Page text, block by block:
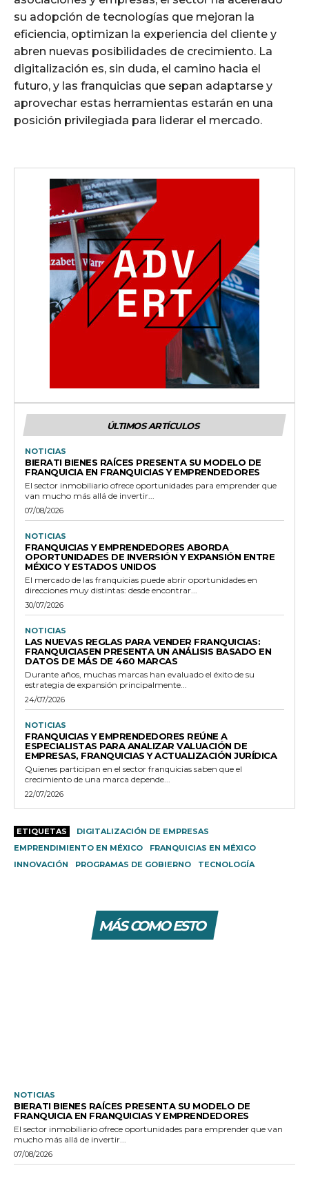
su adopción de tecnologías que mejoran la
eficiencia, optimizan la experiencia del cliente y
abren nuevas posibilidades de crecimiento. La
digitalización es, sin duda, el camino hacia el
futuro, y las franquicias que sepan adaptarse y
aprovechar estas herramientas estarán en una
posición privilegiada para liderar el mercado.
ÚLTIMOS ARTÍCULOS
NOTICIAS
BIERATI BIENES RAÍCES PRESENTA SU MODELO DE
FRANQUICIA EN FRANQUICIAS Y EMPRENDEDORES
El sector inmobiliario ofrece oportunidades para emprender que
van mucho más allá de invertir...
07/08/2026
NOTICIAS
FRANQUICIAS Y EMPRENDEDORES ABORDA
OPORTUNIDADES DE INVERSIÓN Y EXPANSIÓN ENTRE
MÉXICO Y ESTADOS UNIDOS
El mercado de las franquicias puede abrir oportunidades en
direcciones muy distintas: desde encontrar...
30/07/2026
NOTICIAS
LAS NUEVAS REGLAS PARA VENDER FRANQUICIAS:
FRANQUICIASEN PRESENTA UN ANÁLISIS BASADO EN
DATOS DE MÁS DE 460 MARCAS
Durante años, muchas marcas han evaluado el éxito de su
estrategia de expansión principalmente...
24/07/2026
NOTICIAS
FRANQUICIAS Y EMPRENDEDORES REÚNE A
ESPECIALISTAS PARA ANALIZAR VALUACIÓN DE
EMPRESAS, FRANQUICIAS Y ACTUALIZACIÓN JURÍDICA
Quienes participan en el sector franquicias saben que el
crecimiento de una marca depende...
22/07/2026
ETIQUETAS
DIGITALIZACIÓN DE EMPRESAS
EMPRENDIMIENTO EN MÉXICO
FRANQUICIAS EN MÉXICO
INNOVACIÓN
PROGRAMAS DE GOBIERNO TECNOLOGÍA
MÁS COMO ESTO
NOTICIAS
BIERATI BIENES RAÍCES PRESENTA SU MODELO DE
FRANQUICIA EN FRANQUICIAS Y EMPRENDEDORES
El sector inmobiliario ofrece oportunidades para emprender que van
mucho más allá de invertir...
07/08/2026